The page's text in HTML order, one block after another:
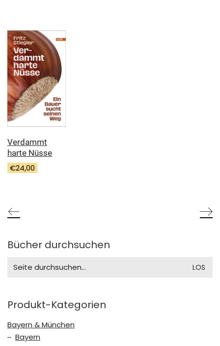
Verdammt
harte Nüsse
€24,00
Bücher durchsuchen
for:
Produkt-Kategorien
Bayern & München
Bayern